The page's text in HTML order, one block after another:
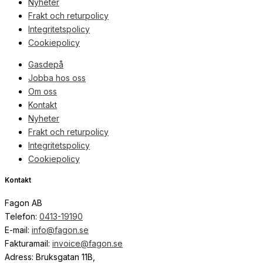
Nyheter
Frakt och returpolicy
Integritetspolicy
Cookiepolicy
Gasdepå
Jobba hos oss
Om oss
Kontakt
Nyheter
Frakt och returpolicy
Integritetspolicy
Cookiepolicy
Kontakt
Fagon AB
Telefon: 0413-19190
E-mail: info@fagon.se
Fakturamail: invoice@fagon.se
Adress: Bruksgatan 11B,